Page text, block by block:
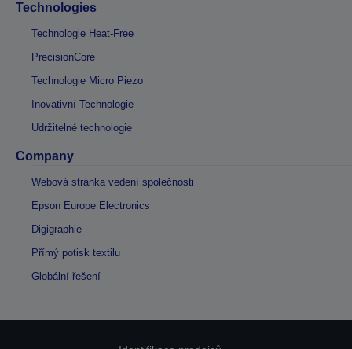
Technologies
Technologie Heat-Free
PrecisionCore
Technologie Micro Piezo
Inovativní Technologie
Udržitelné technologie
Company
Webová stránka vedení společnosti
Epson Europe Electronics
Digigraphie
Přímý potisk textilu
Globální řešení